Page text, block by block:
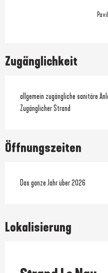
Zugänglichkeit
allgemein zugängliche sanitäre
Zugänglicher Strand
Öffnungszeiten
Das ganze Jahr über 2026
Lokalisierung
Prestataire engagé dans